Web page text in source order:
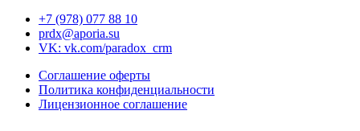
+7 (978) 077 88 10
prdx@aporia.su
VK: vk.com/paradox_crm
Соглашение оферты
Политика конфиденциальности
Лицензионное соглашение